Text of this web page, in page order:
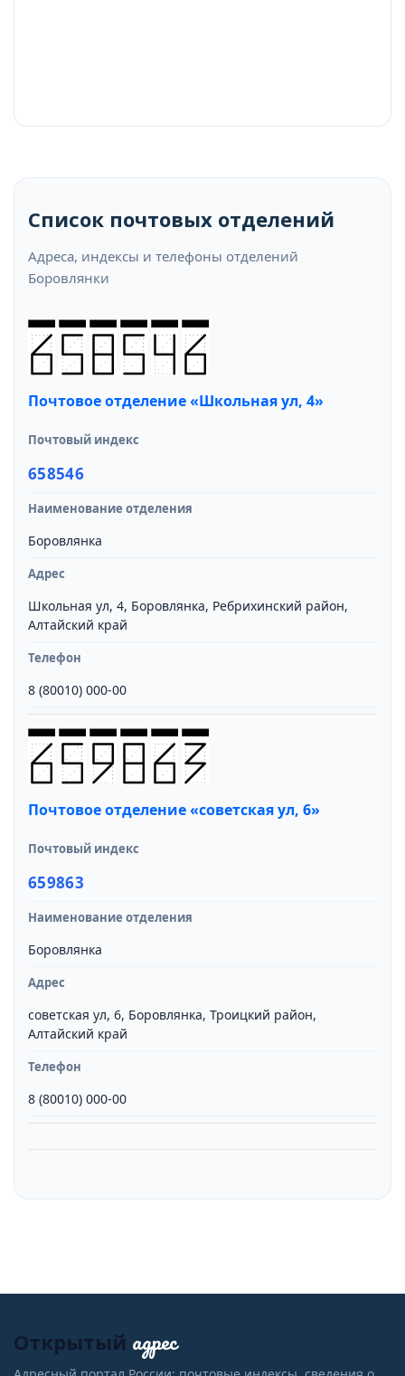
Список почтовых отделений
Адреса, индексы и телефоны отделений
Боровлянки
Почтовое отделение «Школьная ул, 4»
Почтовый индекс
658546
Наименование отделения
Боровлянка
Адрес
Школьная ул, 4, Боровлянка, Ребрихинский район,
Алтайский край
Телефон
8 (80010) 000-00
Почтовое отделение «советская ул, 6»
Почтовый индекс
659863
Наименование отделения
Боровлянка
Адрес
советская ул, 6, Боровлянка, Троицкий район,
Алтайский край
Телефон
8 (80010) 000-00
Открытый адрес